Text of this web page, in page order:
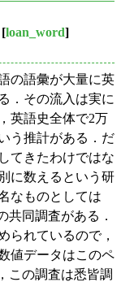
[loan_word]
の語彙が大量に英
．その流入は実に
英語史全体で2万
う推計がある．だ
てきたわけではな
に数えるという研
なものとしては
共同調査がある．
られているので，
値データはこのペ
この調査は悉皆調